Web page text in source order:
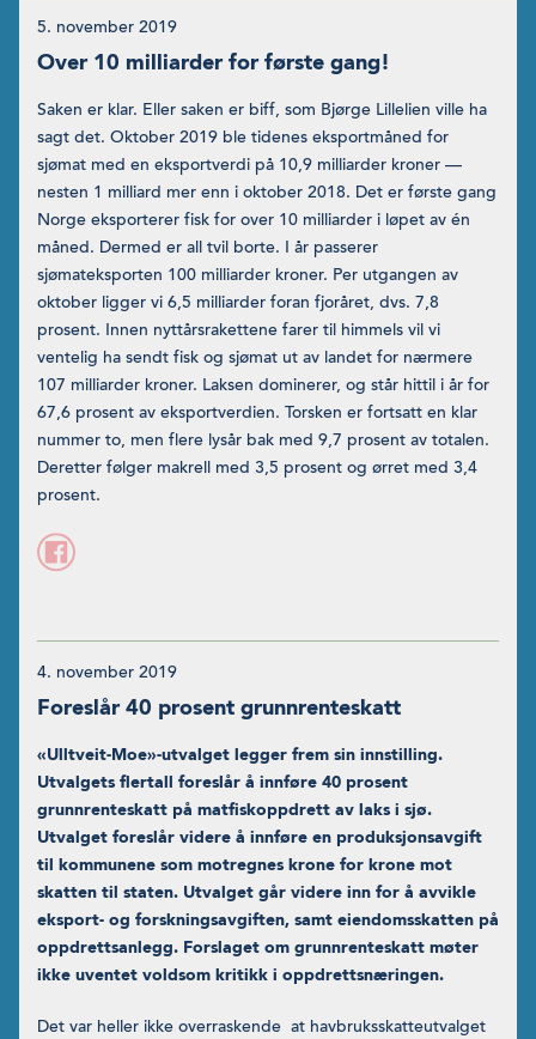
5. november 2019
Over 10 milliarder for første gang!
Saken er klar. Eller saken er biff, som Bjørge Lillelien ville ha
sagt det. Oktober 2019 ble tidenes eksportmåned for
sjømat med en eksportverdi på 10,9 milliarder kroner —
nesten 1 milliard mer enn i oktober 2018. Det er første gang
Norge eksporterer fisk for over 10 milliarder i løpet av én
måned. Dermed er all tvil borte. I år passerer
sjømateksporten 100 milliarder kroner. Per utgangen av
oktober ligger vi 6,5 milliarder foran fjoråret, dvs. 7,8
prosent. Innen nyttårsrakettene farer til himmels vil vi
ventelig ha sendt fisk og sjømat ut av landet for nærmere
107 milliarder kroner. Laksen dominerer, og står hittil i år for
67,6 prosent av eksportverdien. Torsken er fortsatt en klar
nummer to, men flere lysår bak med 9,7 prosent av totalen.
Deretter følger makrell med 3,5 prosent og ørret med 3,4
prosent.
4. november 2019
Foreslår 40 prosent grunnrenteskatt
«Ulltveit-Moe»-utvalget legger frem sin innstilling.
Utvalgets flertall foreslår å innføre 40 prosent
grunnrenteskatt på matfis­koppdrett av laks i sjø.
Utvalget foreslår videre å innføre en produksjonsavgift
til kommunene som motregnes krone for krone mot
skatten til staten. Utvalget går videre inn for å avvikle
eks­port- og forskningsavgiften, samt eiendomsskatten på
oppdrettsan­legg. Forslaget om grunnrenteskatt møter
ikke uventet voldsom kritikk i oppdrettsnæringen.
Det var heller ikke overraskende at havbruksskatteutvalget